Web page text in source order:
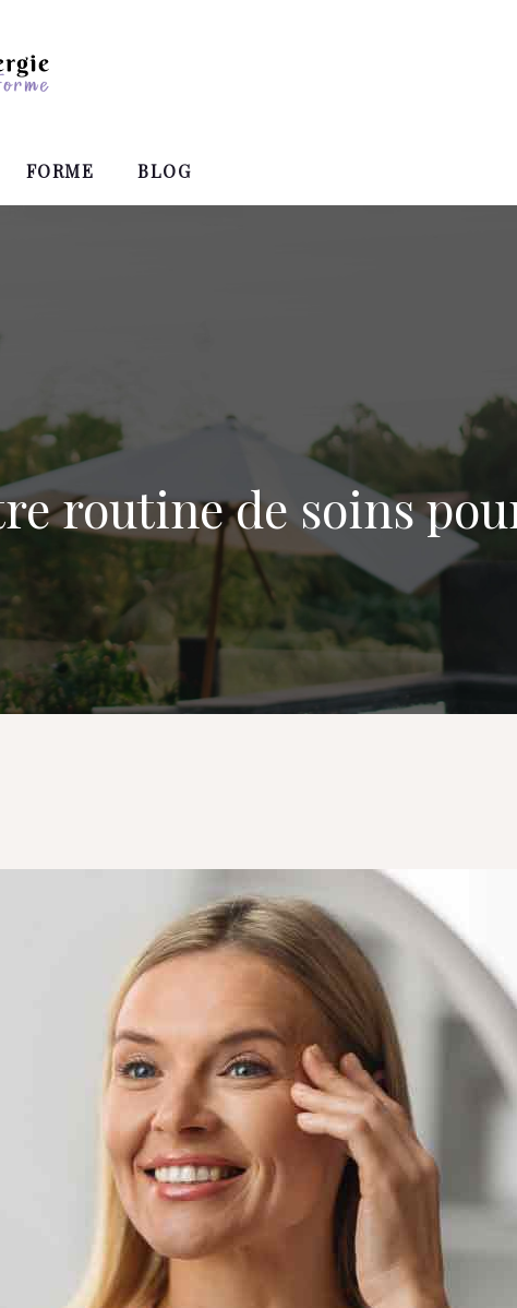
FORME BLOG
routine de soins